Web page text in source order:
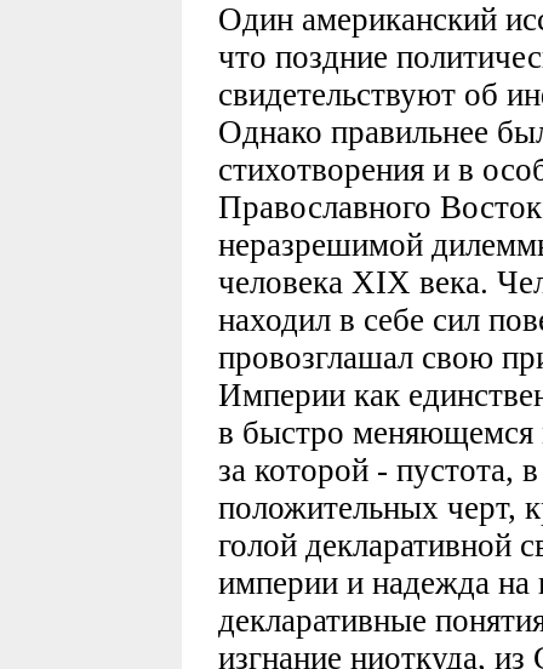
Один американский
что поздние
свидетельствуют об
Однако правильнее
стихотворения и в
Православного
неразрешимой
человека XIX века.
находил в себе сил
провозглашал свою
Империи как
в быстро меняющемся
за которой - пустота,
положительных черт,
голой декларативной
империи и надежда на
декларативные
изгнание ниоткуда,